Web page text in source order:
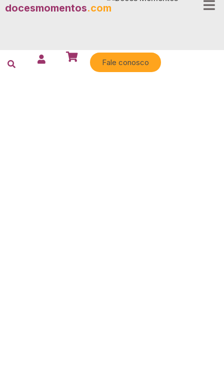
docesmomentos.com
Fale conosco